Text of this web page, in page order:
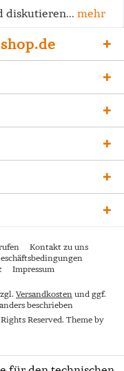
diskutieren... mehr
Kontakt zu uns
Impressum
Versandkosten und ggf.
beschrieben
Reserved. Theme by